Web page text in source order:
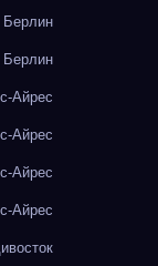
Берлин
Берлин
Айрес
Айрес
Айрес
Айрес